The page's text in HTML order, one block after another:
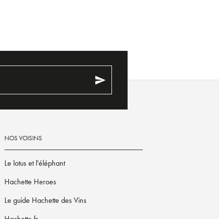
send
NOS VOISINS
Le lotus et l'éléphant
Hachette Heroes
Le guide Hachette des Vins